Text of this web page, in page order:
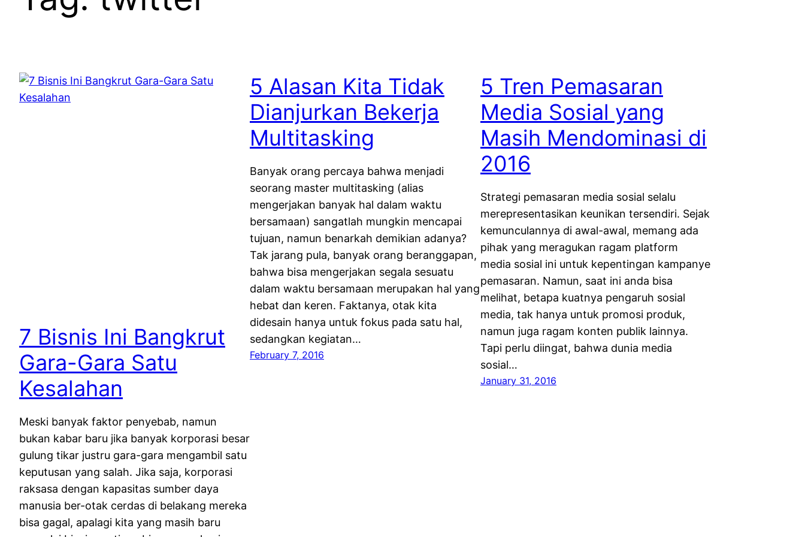
7 Bisnis Ini Bangkrut
Gara-Gara Satu
Kesalahan
Meski banyak faktor penyebab, namun
bukan kabar baru jika banyak korporasi besar
gulung tikar justru gara-gara mengambil satu
keputusan yang salah. Jika saja, korporasi
raksasa dengan kapasitas sumber daya
manusia ber-otak cerdas di belakang mereka
bisa gagal, apalagi kita yang masih baru
5 Alasan Kita Tidak
Dianjurkan Bekerja
Multitasking
Banyak orang percaya bahwa menjadi
seorang master multitasking (alias
mengerjakan banyak hal dalam waktu
bersamaan) sangatlah mungkin mencapai
tujuan, namun benarkah demikian adanya?
Tak jarang pula, banyak orang beranggapan,
bahwa bisa mengerjakan segala sesuatu
dalam waktu bersamaan merupakan hal yang
hebat dan keren. Faktanya, otak kita
didesain hanya untuk fokus pada satu hal,
sedangkan kegiatan…
February 7, 2016
5 Tren Pemasaran
Media Sosial yang
Masih Mendominasi di
2016
Strategi pemasaran media sosial selalu
merepresentasikan keunikan tersendiri. Sejak
kemunculannya di awal-awal, memang ada
pihak yang meragukan ragam platform
media sosial ini untuk kepentingan kampanye
pemasaran. Namun, saat ini anda bisa
melihat, betapa kuatnya pengaruh sosial
media, tak hanya untuk promosi produk,
namun juga ragam konten publik lainnya.
Tapi perlu diingat, bahwa dunia media
sosial…
January 31, 2016